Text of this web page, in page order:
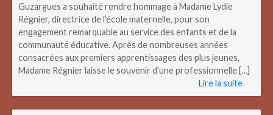
Guzargues a souhaité rendre hommage à Madame Lydie
Régnier, directrice de l’école maternelle, pour son
engagement remarquable au service des enfants et de la
communauté éducative. Après de nombreuses années
consacrées aux premiers apprentissages des plus jeunes,
Madame Régnier laisse le souvenir d’une professionnelle […]
Lire la suite